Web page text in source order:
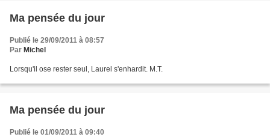
Ma pensée du jour
Publié le 29/09/2011 à 08:57
Par Michel
Lorsqu'il ose rester seul, Laurel s'enhardit. M.T.
Ma pensée du jour
Publié le 01/09/2011 à 09:40